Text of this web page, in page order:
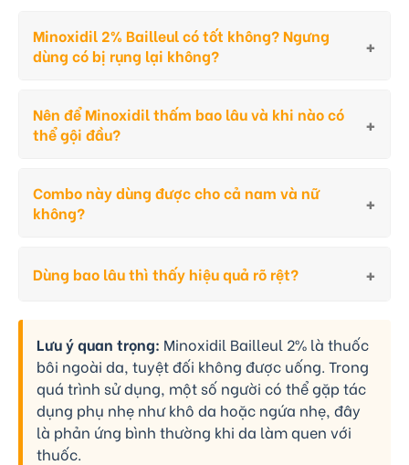
Minoxidil 2% Bailleul có tốt không? Ngưng
dùng có bị rụng lại không?
Nên để Minoxidil thấm bao lâu và khi nào có
thể gội đầu?
Combo này dùng được cho cả nam và nữ
không?
Dùng bao lâu thì thấy hiệu quả rõ rệt?
Lưu ý quan trọng: Minoxidil Bailleul 2% là thuốc
bôi ngoài da, tuyệt đối không được uống. Trong
quá trình sử dụng, một số người có thể gặp tác
dụng phụ nhẹ như khô da hoặc ngứa nhẹ, đây
là phản ứng bình thường khi da làm quen với
thuốc.